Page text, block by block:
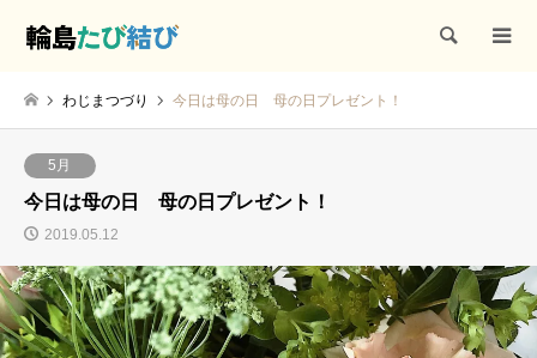
検索
わじまつづり 今日は母の日 母の日プレゼント！
5月
今日は母の日 母の日プレゼント！
2019.05.12